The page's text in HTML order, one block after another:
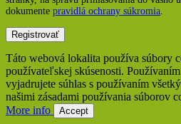
dokumente pravidlá ochrany súkromia
Registrovať
Táto webová lokalita používa súbory
používateľskej skúsenosti.
vyjadrujete súhlas s používaním
našimi zásadami používania súborov
More info
Accept